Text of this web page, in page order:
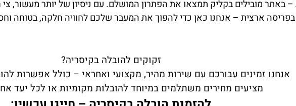
– באתר מובילים בקליק תמצאו את הפתרון המושלם. עם ניסיון של יותר מעשור, צי
בפריסה ארצית – אנחנו כאן כדי להפוך את המעבר שלכם לחוויה חלקה, בטוחה
זקוקים להובלה בקיסריה?
אנחנו זמינים עבורכם עם שירות מהיר, מקצועי ואחראי – כולל אפשרות
מציעים מחירים משתלמים במיוחד להובלות מקומיות או לכל יעד